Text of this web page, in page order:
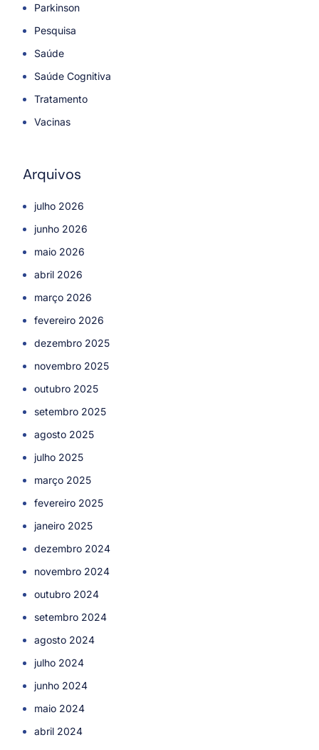
Parkinson
Pesquisa
Saúde
Saúde Cognitiva
Tratamento
Vacinas
Arquivos
julho 2026
junho 2026
maio 2026
abril 2026
março 2026
fevereiro 2026
dezembro 2025
novembro 2025
outubro 2025
setembro 2025
agosto 2025
julho 2025
março 2025
fevereiro 2025
janeiro 2025
dezembro 2024
novembro 2024
outubro 2024
setembro 2024
agosto 2024
julho 2024
junho 2024
maio 2024
abril 2024